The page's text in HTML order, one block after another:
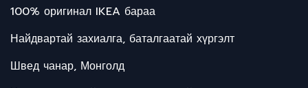
100% оригинал IKEA бараа
Найдвартай захиалга, баталгаатай хүргэлт
Швед чанар, Монголд